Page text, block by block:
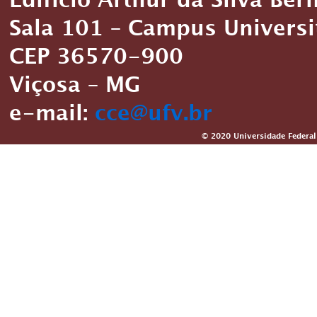
Sala 101 – Campus
CEP 36570-900
Viçosa – MG
e-mail: cce@ufv.br© 2020 Universidade